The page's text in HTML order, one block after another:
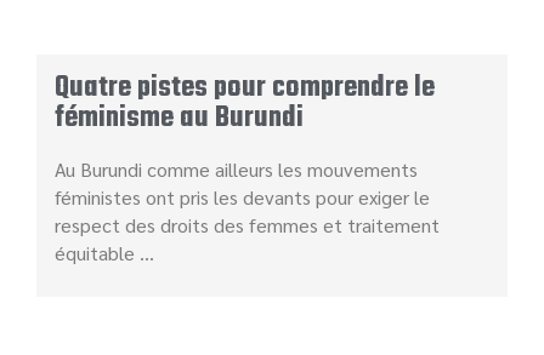
Quatre pistes pour comprendre le
féminisme au Burundi
Au Burundi comme ailleurs les mouvements
féministes ont pris les devants pour exiger le
respect des droits des femmes et traitement
équitable …